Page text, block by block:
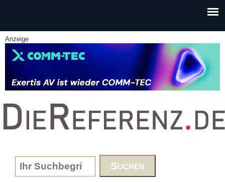
Anzeige
www.DieReferenz.de
Search form